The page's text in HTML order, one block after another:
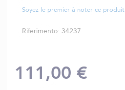
Soyez le premier à noter ce produit
Riferimento 34237
111,00 €